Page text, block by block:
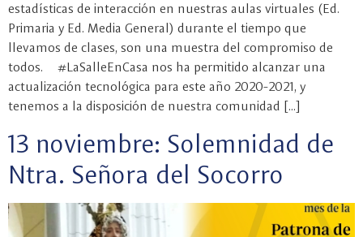
estadísticas de interacción en nuestras aulas virtuales (Ed.
Primaria y Ed. Media General) durante el tiempo que
llevamos de clases, son una muestra del compromiso de
todos. #LaSalleEnCasa nos ha permitido alcanzar una
actualización tecnológica para este año 2020-2021, y
tenemos a la disposición de nuestra comunidad […]
13 noviembre: Solemnidad de
Ntra. Señora del Socorro